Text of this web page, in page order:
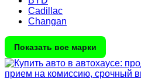
Cadillac
Changan
Показать все марки